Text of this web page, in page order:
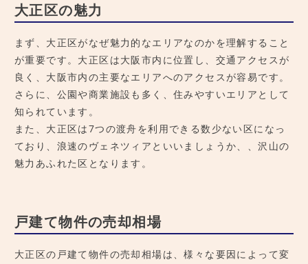
大正区の魅力
まず、大正区がなぜ魅力的なエリアなのかを理解すること
が重要です。大正区は大阪市内に位置し、交通アクセスが
良く、大阪市内の主要なエリアへのアクセスが容易です。
さらに、公園や商業施設も多く、住みやすいエリアとして
知られています。
また、大正区は7つの渡舟を利用できる数少ない区になっ
ており、浪速のヴェネツィアといいましょうか、、沢山の
魅力あふれた区となります。
戸建て物件の売却相場
大正区の戸建て物件の売却相場は、様々な要因によって変